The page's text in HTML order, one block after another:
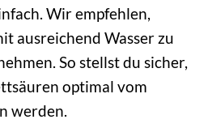
Wir empfehlen,
ausreichend Wasser zu
So stellst du sicher,
optimal vom
werden.